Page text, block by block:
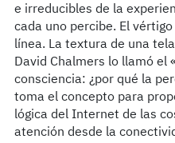
e irreducibles de la
cada uno percibe. El
línea. La textura de una
David Chalmers lo llamó el
consciencia: ¿por qué la
toma el concepto para
lógica del Internet de las
atención desde la